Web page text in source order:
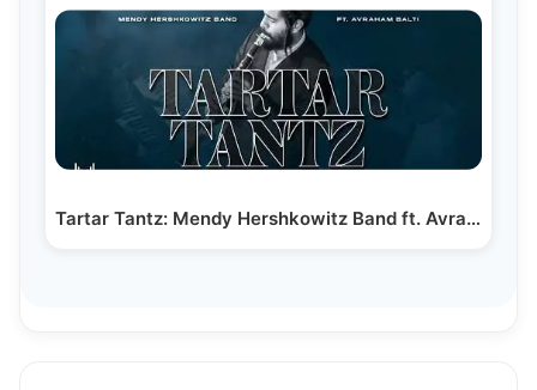
Tartar Tantz: Mendy Hershkowitz Band ft. Avraham…